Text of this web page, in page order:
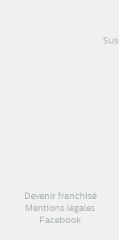
Devenir franchisé
Mentions légales
Facebook